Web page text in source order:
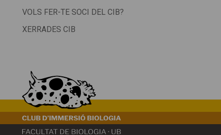
VOLS FER-TE SOCI DEL CIB?
XERRADES CIB